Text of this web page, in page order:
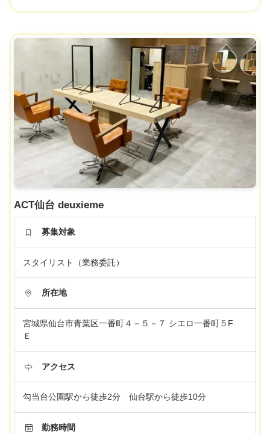
ACT仙台 deuxieme
募集対象
スタイリスト（業務委託）
所在地
宮城県仙台市青葉区一番町４－５－７ シエロ一番町５F
Ｅ
アクセス
勾当台公園駅から徒歩2分 仙台駅から徒歩10分
勤務時間